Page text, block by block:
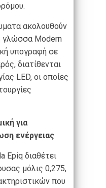
ακολουθούν
γλώσσα Modern
υπογραφή σε
διατίθενται
LED, οι οποίες
για
ενέργειας
Epiq διαθέτει
μόλις 0,275,
που